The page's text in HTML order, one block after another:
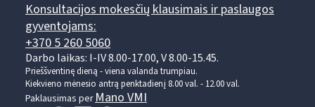
Konsultacijos mokesčių klausimais ir paslaugos
gyventojams:
+370 5 260 5060
Darbo laikas: I-IV 8.00-17.00, V 8.00-15.45.
Prieššventinę dieną - viena valanda trumpiau.
Kiekvieno mėnesio antrą penktadienį 8.00 val. - 12.00 val.
Paklausimas perMano VMI